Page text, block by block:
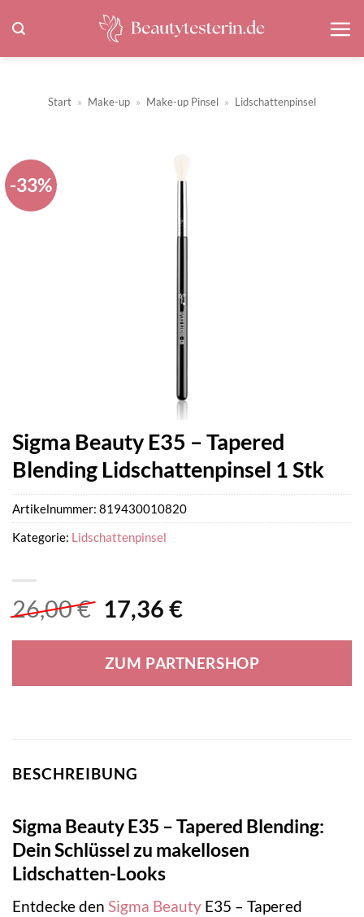
Inhalt
springen
Start » Make-up » Make-up Pinsel » Lidschattenpinsel
-33%
Sigma Beauty E35 – Tapered
Blending Lidschattenpinsel 1 Stk
26,00€ Ursprünglicher
war:
26,00 €
17,36 €Aktueller
ist:
17,36 €.
ZUM PARTNERSHOP
Artikelnummer: 819430010820
Kategorie: Lidschattenpinsel
BESCHREIBUNG
Sigma Beauty E35 – Tapered Blending:
Dein Schlüssel zu makellosen
Lidschatten-Looks
Entdecke den Sigma Beauty E35 – Tapered